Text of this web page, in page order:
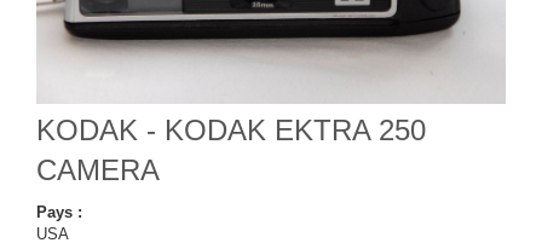
KODAK - KODAK EKTRA 250
CAMERA
Pays :
USA